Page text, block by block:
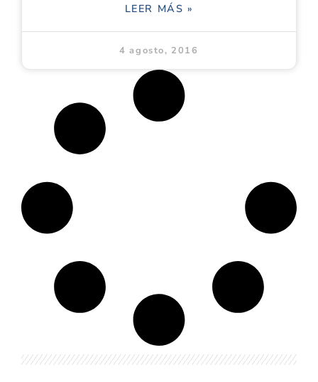
LEER MÁS »
4 agosto, 2016